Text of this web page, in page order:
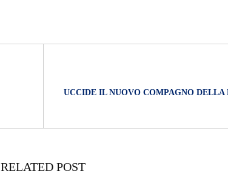
UCCIDE IL NUOVO COMPAGNO DELLA
RELATED POST